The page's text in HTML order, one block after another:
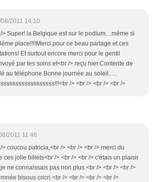
2011 14:10
> Super! la Belgique est sur le podium....même si
place!!!!Merci pour ce beau partage et ces
Et surtout encore merci pour le gentil
par tes soins et<br /> reçu hier.Contente de
au téléphone.Bonne journée au soleil......
/> <br /> <br /> <br />
2011 11:46
> coucou patricia,<br /> <br /> <br /> merci du
ces jolie billets<br /> <br /> <br /> c'étais un plaisir
ne connaissais pas non plus.<br /> <br /> <br />
bisous cricri.<br /> <br /> <br /> <br />